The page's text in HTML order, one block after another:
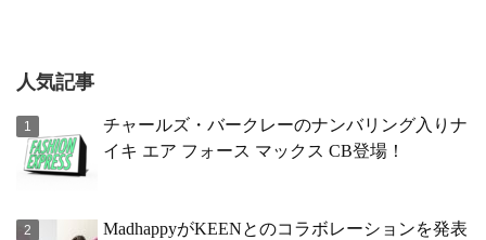
人気記事
チャールズ・バークレーのナンバリング入りナ
イキ エア フォース マックス CB登場！
MadhappyがKEENとのコラボレーションを発表